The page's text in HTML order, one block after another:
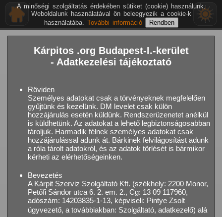
Kárpitos .org Budapest-I.-kerület
- Adatkezelési tájékoztató
Röviden
Személyes adatokat csak a törvényeknek megfelelően
gyűjtünk és kezelünk. DM levelet csak külön
hozzájárulás esetén küldünk. Rendszerüzenetet anélkül
is küldhetünk. Az adatokat a lehető legbiztonságosabban
tároljuk. Harmadik félnek személyes adatokat csak
hozzájárulással adunk át. Bárkinek felvilágosítást adunk
a róla tárolt adatokról, és az adatok törlését is bármikor
kérheti az elérhetőségeinken.
Bevezetés
A Kárpit Szerviz Szolgáltató Kft. (székhely: 2200 Monor,
Petőfi Sándor utca 6. 2. em. 2., Cg: 13 09 117960,
adószám: 14203835-1-13, képviseli: Pintye Zsolt
ügyvezető, a továbbiakban: Szolgáltató, adatkezelő) alá
A minőségi szolgáltatás érdekében sütiket (cookie) használunk.
Weboldalunk használatával ön beleegyezik a cookie-k
használatába. További információ